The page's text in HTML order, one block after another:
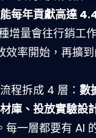
每年貢獻高達
增量會往行銷工
效率開始，再擴
程拆成 4 層： 數
庫、投放實驗設
每一層都要有 AI